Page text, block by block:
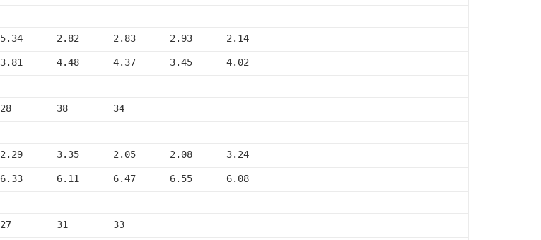
5.34      2.82      2.83      2.93      2.14
3.81      4.48      4.37      3.45      4.02
28        38        34
2.29      3.35      2.05      2.08      3.24
6.33      6.11      6.47      6.55      6.08
27        31        33